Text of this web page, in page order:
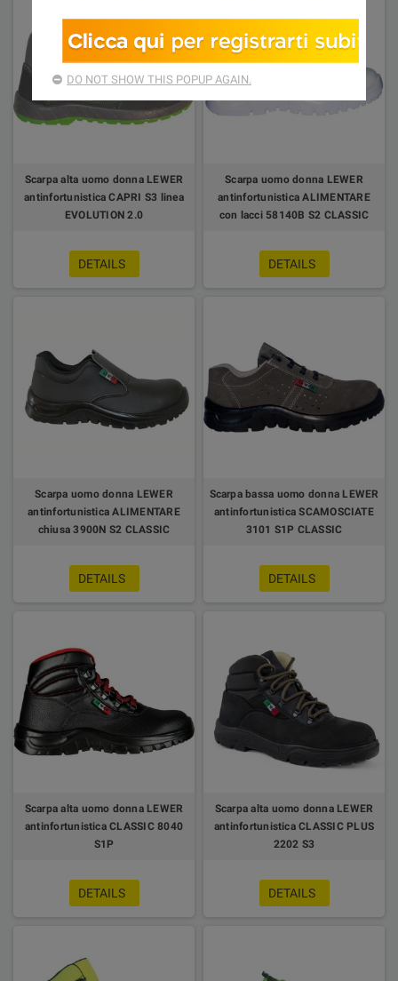
Scarpa alta uomo donna LEWER
antinfortunistica CAPRI S3 linea
EVOLUTION 2.0
DETAILS
Scarpa uomo donna LEWER
antinfortunistica ALIMENTARE
con lacci 58140B S2 CLASSIC
DETAILS
Scarpa uomo donna LEWER
antinfortunistica ALIMENTARE
chiusa 3900N S2 CLASSIC
DETAILS
Scarpa bassa uomo donna LEWER
antinfortunistica SCAMOSCIATE
3101 S1P CLASSIC
DETAILS
Scarpa alta uomo donna LEWER
antinfortunistica CLASSIC 8040
S1P
DETAILS
Scarpa alta uomo donna LEWER
antinfortunistica CLASSIC PLUS
2202 S3
DETAILS
DO NOT SHOW THIS POPUP AGAIN.